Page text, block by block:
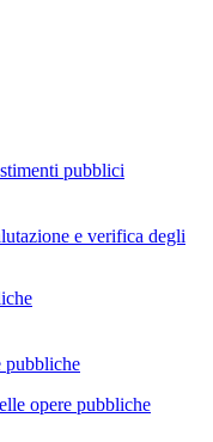
pubblici
e verifica degli
pubbliche
opere pubbliche